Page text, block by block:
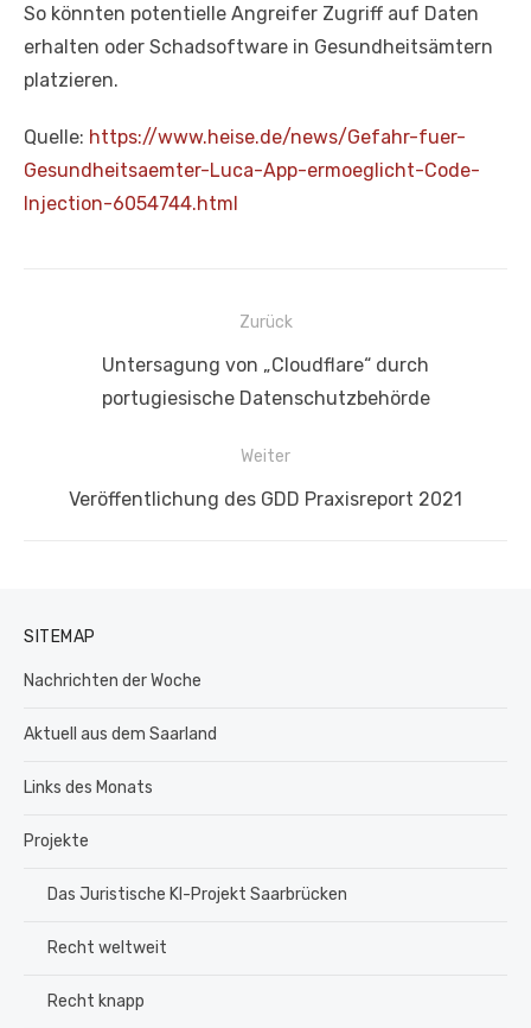
So könnten potentielle Angreifer Zugriff auf Daten
erhalten oder Schadsoftware in Gesundheitsämtern
platzieren.
Quelle: https://www.heise.de/news/Gefahr-fuer-
Gesundheitsaemter-Luca-App-ermoeglicht-Code-
Injection-6054744.html
Beitragsnavigation
Zurück
Vorheriger
Beitrag:
Untersagung von „Cloudflare“ durch
portugiesische Datenschutzbehörde
Weiter
Nächster
Veröffentlichung des GDD Praxisreport 2021
SITEMAP
Nachrichten der Woche
Aktuell aus dem Saarland
Links des Monats
Projekte
Das Juristische KI-Projekt Saarbrücken
Recht weltweit
Recht knapp